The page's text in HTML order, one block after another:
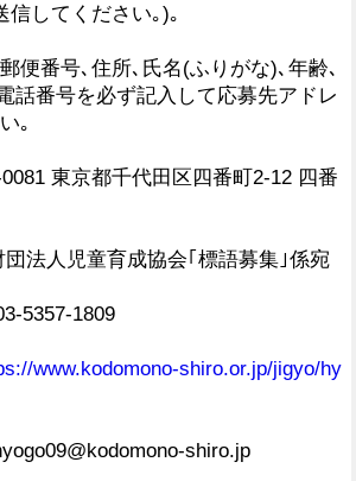
信してください｡)｡
便番号､住所､氏名(ふりがな)､年齢､
話番号を必ず記入して応募先アドレ
｡
東京都千代田区四番町2-12 四番
童育成協会｢標語募集｣係宛
1809
www.kodomono-shiro.or.jp/jigyo/hy
shiro.jp